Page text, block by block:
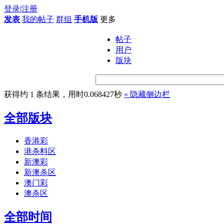
登录|注册
发表 我的帖子 群组 手机版 更多
帖子
用户
版块
获得约 1 条结果，用时0.068427秒 « 隐藏侧边栏
全部版块
香港彩
港杀料区
新澳彩
新澳杀区
澳门彩
澳杀区
全部时间